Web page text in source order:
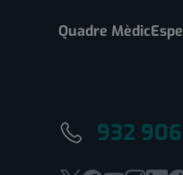
Quadre Mèdic
932